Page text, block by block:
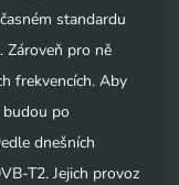
standardu
Zároveň pro ně
frekvencích. Aby
po
dnešních
T2. Jejich provoz